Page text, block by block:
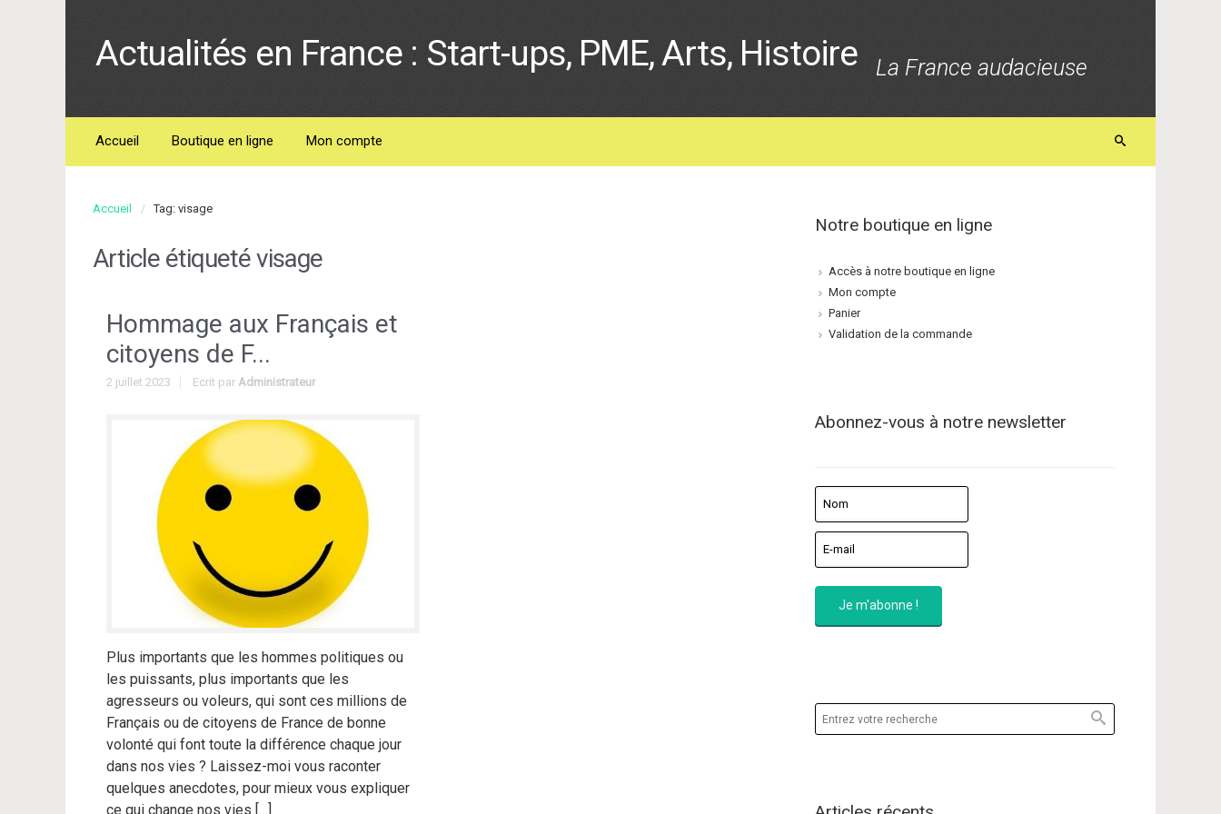
Actualités en France : Start-ups, PME, Arts, Histoire La France audacieuse
Accueil Boutique en ligne Mon compte
Accueil Tag: visage
Article étiquetévisage
Hommage aux Français et
citoyens de F...
2 juillet 2023 Ecrit par Administrateur
Plus importants que les hommes politiques ou
les puissants, plus importants que les
agresseurs ou voleurs, qui sont ces millions de
Français ou de citoyens de France de bonne
volonté qui font toute la différence chaque jour
dans nos vies ? Laissez-moi vous raconter
quelques anecdotes, pour mieux vous expliquer
ce qui change nos vies […]
Notre boutique en ligne
Accès à notre boutique en ligne
Mon compte
Panier
Validation de la commande
Abonnez-vous à notre newsletter